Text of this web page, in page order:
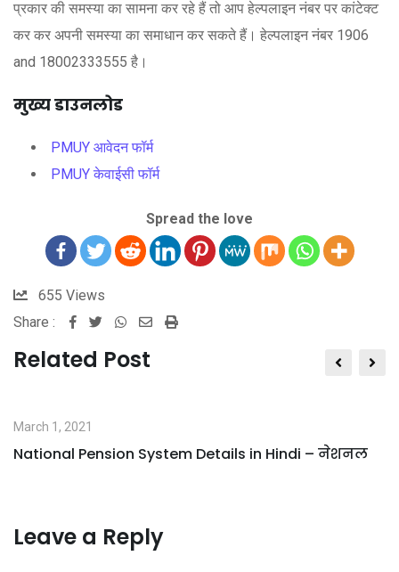
प्रकार की समस्या का सामना कर रहे हैं तो आप हेल्पलाइन नंबर पर कांटेक्ट
कर कर अपनी समस्या का समाधान कर सकते हैं। हेल्पलाइन नंबर 1906
and 18002333555 है।
मुख्यडाउनलोड
PMUY आवेदन फॉर्म
PMUY केवाईसी फॉर्म
Spread the love
655 Views
Share :
Whatsapp
SharePrint
Related Post
March 1, 2021
National Pension System Details in Hindi – नेशनल
Leave a Reply